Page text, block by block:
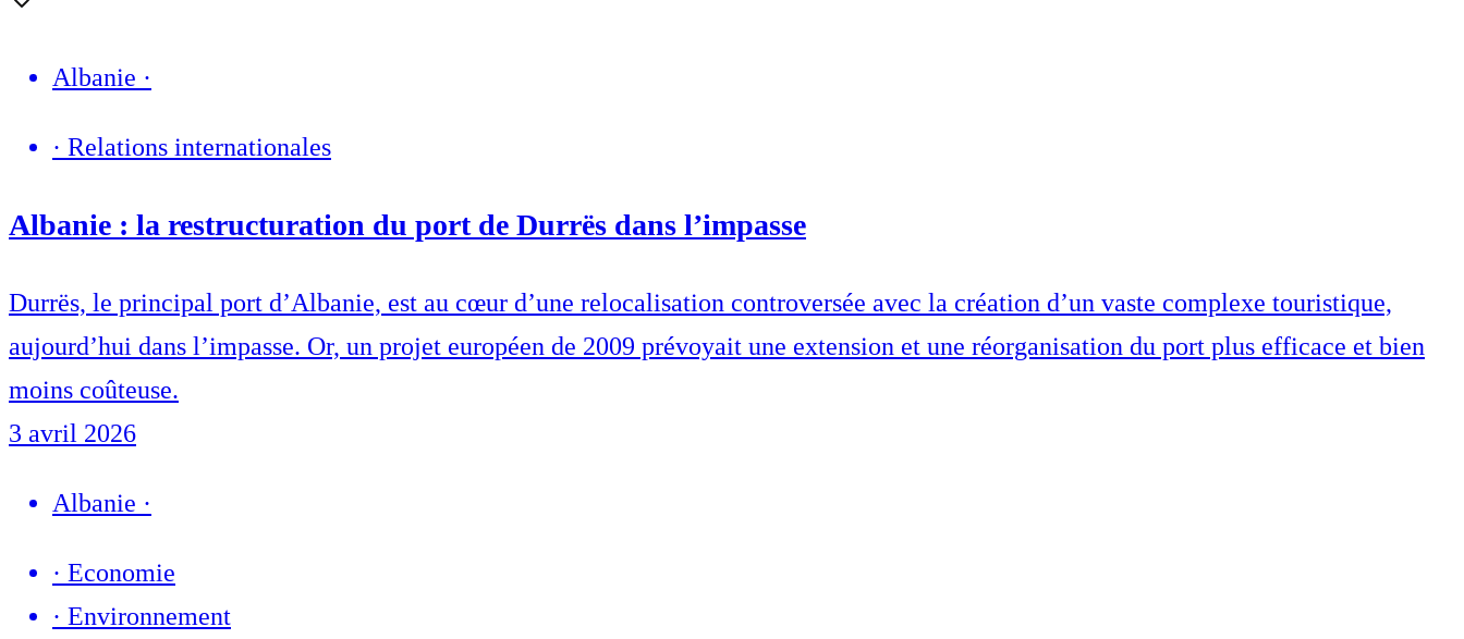
Albanie ·
· Relations internationales
Albanie : la restructuration du port de Durrës dans l’impasse
Durrës, le principal port d’Albanie, est au cœur d’une relocalisation controversée avec la création d’un vaste complexe touristique,
aujourd’hui dans l’impasse. Or, un projet européen de 2009 prévoyait une extension et une réorganisation du port plus efficace et bien
moins coûteuse.
3 avril 2026
Albanie ·
· Economie
· Environnement